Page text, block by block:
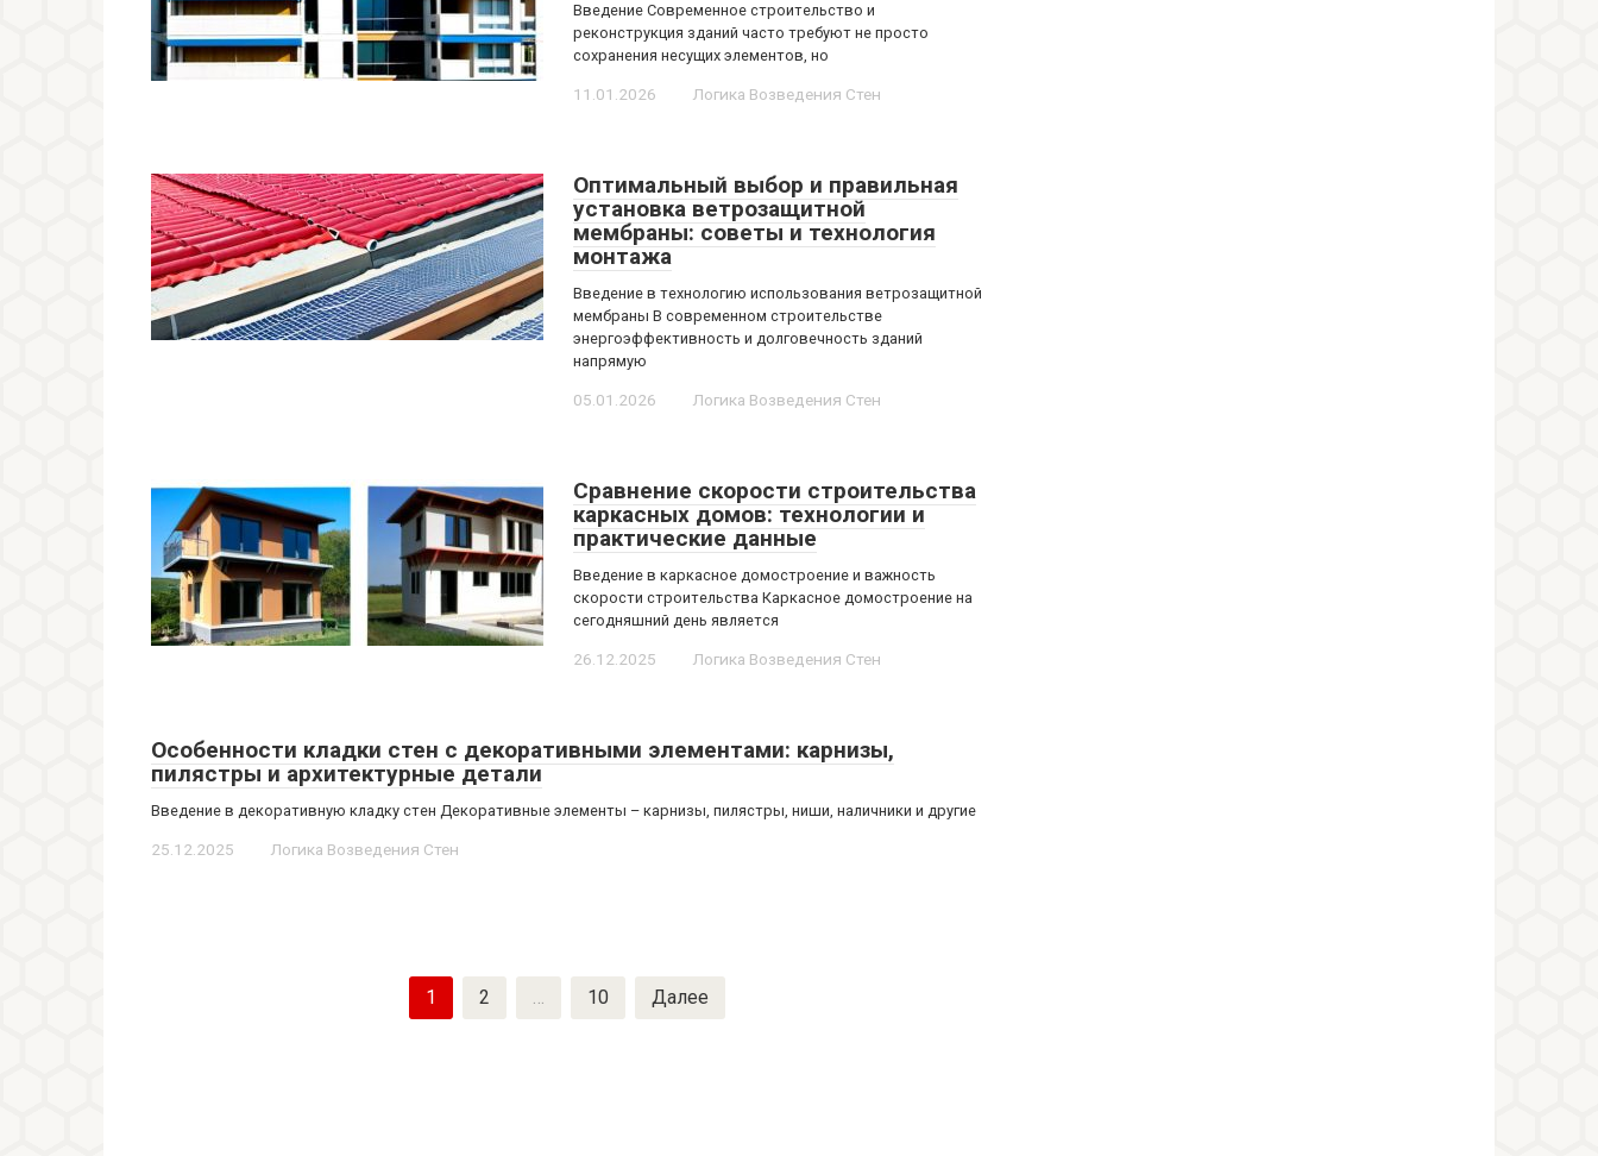
Введение Современное строительство и
реконструкция зданий часто требуют не просто
сохранения несущих элементов, но
11.01.2026 Логика Возведения Стен
Оптимальный выбор и правильная
установка ветрозащитной
мембраны: советы и технология
монтажа
Введение в технологию использования ветрозащитной
мембраны В современном строительстве
энергоэффективность и долговечность зданий
напрямую
05.01.2026 Логика Возведения Стен
Сравнение скорости строительства
каркасных домов: технологии и
практические данные
Введение в каркасное домостроение и важность
скорости строительства Каркасное домостроение на
сегодняшний день является
26.12.2025 Логика Возведения Стен
Особенности кладки стен с декоративными элементами: карнизы,
пилястры и архитектурные детали
Введение в декоративную кладку стен Декоративные элементы – карнизы, пилястры, ниши, наличники и другие
25.12.2025 Логика Возведения Стен
1 2 … 10 Далее